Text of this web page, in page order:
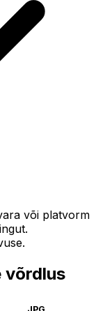
või platvorm
võrdlus